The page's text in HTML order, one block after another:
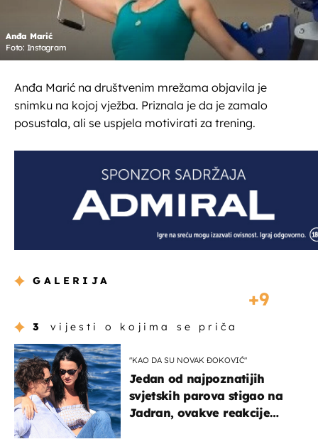
Anđa Marić
Foto: Instagram
Anđa Marić na društvenim mrežama objavila je
snimku na kojoj vježba. Priznala je da je zamalo
posustala, ali se uspjela motivirati za trening.
GALERIJA
9
3 vijesti o kojima se priča
"KAO DA SU NOVAK ĐOKOVIĆ"
Jedan od najpoznatijih
svjetskih parova stigao na
Jadran, ovakve reakcije